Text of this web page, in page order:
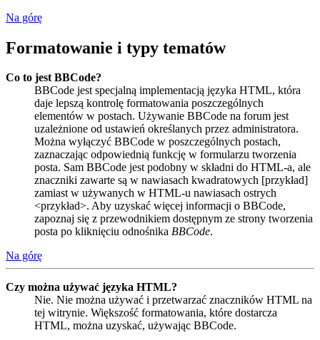
Na górę
Formatowanie i typy tematów
Co to jest BBCode?
BBCode jest specjalną implementacją języka HTML, która
daje lepszą kontrolę formatowania poszczególnych
elementów w postach. Używanie BBCode na forum jest
uzależnione od ustawień określanych przez administratora.
Można wyłączyć BBCode w poszczególnych postach,
zaznaczając odpowiednią funkcję w formularzu tworzenia
posta. Sam BBCode jest podobny w składni do HTML-a, ale
znaczniki zawarte są w nawiasach kwadratowych [przykład]
zamiast w używanych w HTML-u nawiasach ostrych
<przykład>. Aby uzyskać więcej informacji o BBCode,
zapoznaj się z przewodnikiem dostępnym ze strony tworzenia
posta po kliknięciu odnośnika BBCode.
Na górę
Czy można używać języka HTML?
Nie. Nie można używać i przetwarzać znaczników HTML na
tej witrynie. Większość formatowania, które dostarcza
HTML, można uzyskać, używając BBCode.